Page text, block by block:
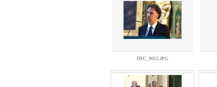
DSC_9052.JPG